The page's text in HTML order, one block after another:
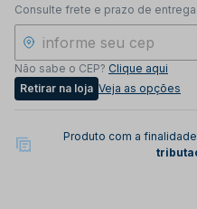
Consulte frete e prazo de entrega
Não sabe o CEP? Clique aqui
Retirar na loja Veja as opções
Produto com a